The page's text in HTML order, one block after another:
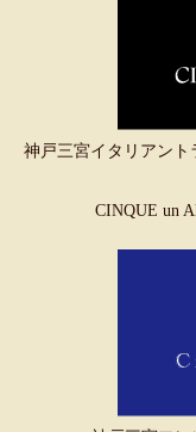
神戸三宮イタリアント
CINQUE un